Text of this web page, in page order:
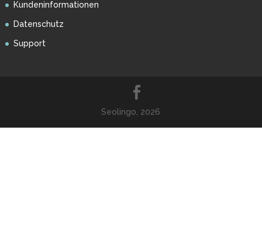
Kundeninformationen
Datenschutz
Support
Seolingo, 2026